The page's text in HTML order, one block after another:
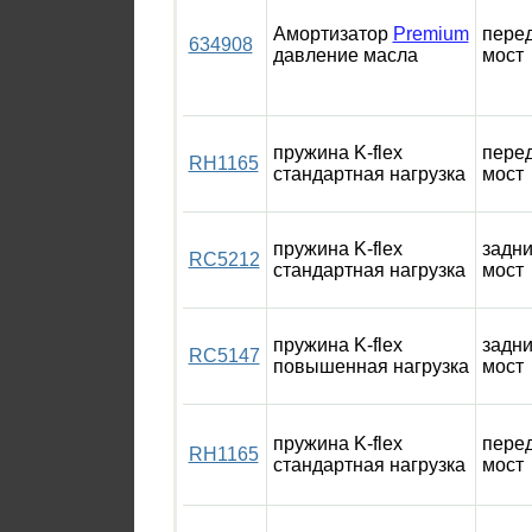
634908
Амортизатор Premium
давление масла
мост
RH1165
пружина K-flex
стандартная нагрузка
мост
RC5212
пружина K-flex
стандартная нагрузка
мост
RC5147
пружина K-flex
повышенная нагрузка
мост
RH1165
пружина K-flex
стандартная нагрузка
мост